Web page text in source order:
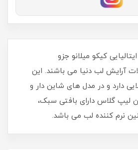
کیکو میلانو جزو
آرایش لب دنیا می باشند. این
دارد و در مدل های شاین دار و
لیپ گلاس دارای بافتی سبک،
نرم کننده لب می باشد.